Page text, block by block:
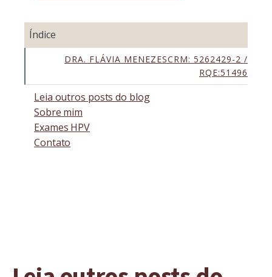
Índice
DRA. FLÁVIA MENEZESCRM: 5262429-2 /
RQE:51496
Leia outros posts do blog
Sobre mim
Exames HPV
Contato